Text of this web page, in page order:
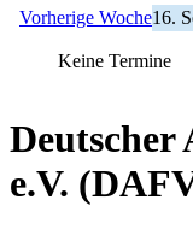
Vorherige Woche16.
Keine Termine
Deutscher
e.V.